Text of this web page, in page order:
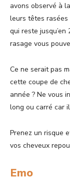
avons observé à
leurs têtes rasées
qui reste
rasage vous
Ce ne serait pas
cette coupe de
année ? Ne vous
long ou carré car
Prenez un risque
vos cheveux
Emo